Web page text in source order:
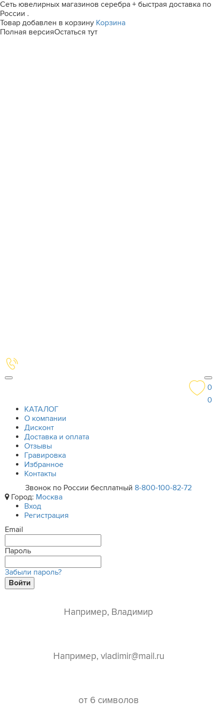
Сеть ювелирных магазинов серебра + быстрая доставка по
России .
Товар добавлен в корзину Корзина
Полная версияОстаться тут
0
0
КАТАЛОГ
О компании
Дисконт
Доставка и оплата
Отзывы
Гравировка
Избранное
Контакты
Звонок по России бесплатный 8-800-100-82-72
Город: Москва
Вход
Регистрация
Email
Пароль
Забыли пароль?
Войти